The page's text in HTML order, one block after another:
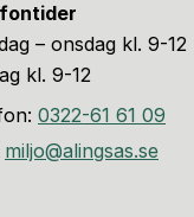
– onsdag kl. 9-12
kl. 9-12
0322-61 61 09
miljo@alingsas.se